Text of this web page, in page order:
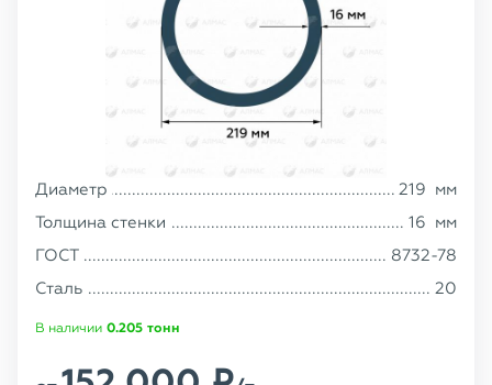
Диаметр 219 мм
Толщина стенки
16 мм
ГОСТ
8732-78
Сталь
20
В наличии 0.205 тонн